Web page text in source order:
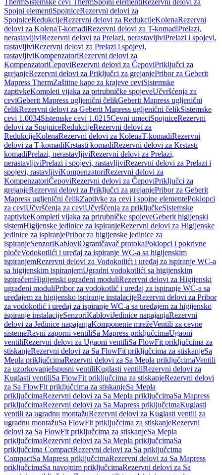
ThermSistemske cevi ThermSpojni elementi Rezervni delovi za
Spojni elementiSpojniceRezervni delovi za
SpojniceRedukcijeRezervni delovi za RedukcijeKolenaRezervni
delovi za KolenaT-komadiRezervni delovi za T-komadiPrelazi,
nerastavljiviRezervni delovi za Prelazi, nerastavljiviPrelazi i spojevi,
rastavljiviRezervni delovi za Prelazi i spojevi,
rastavljiviKompenzatoriRezervni delovi za
KompenzatoriČepoviRezervni delovi za ČepoviPriključci za
grejanjeRezervni delovi za Priključci za grejanjePribor za Geberit
Mapress ThermZaštitne kape za krajeve ceviSistemske
zaptivkeKompleti vijaka za prirubničke spojeveUčvršćenja za
ceviGeberit Mapress ugljenični čelikGeberit Mapress ugljenični
čelikRezervni delovi za Geberit Mapress ugljenični čelikSistemske
cevi 1.0034Sistemske cevi 1.0215Cevni umeciSpojniceRezervni
delovi za SpojniceRedukcijeRezervni delovi za
RedukcijeKolenaRezervni delovi za KolenaT-komadiRezervni
delovi za T-komadiKrstasti komadiRezervni delovi za Krstasti
komadiPrelazi, nerastavljiviRezervni delovi za Prelazi,
nerastavljiviPrelazi i spojevi, rastavljiviRezervni delovi za Prelazi i
spojevi, rastavljiviKompenzatoriRezervni delovi za
KompenzatoriČepoviRezervni delovi za ČepoviPriključci za
grejanjeRezervni delovi za Priključci za grejanjePribor za Geberit
Mapress ugljenični čelikZaptivke za cevi i spojne elementePoklopci
za ceviUčvršćenja za ceviUčvršćenja za priključkeSistemske
zaptivkeKompleti vijaka za prirubničke spojeveGeberit higijenski
sistemHigijenske jedinice za ispiranjeRezervni delovi za Higijenske
jedinice za ispiranjePribor za higijenske jedinice za
ispiranjeSenzoriKabloviOgraničavač protokaPoklopci i pokrivne
pločeVodokotlići i uređaj za ispiranje WC-a sa higijenskim
ispiranjemRezervni delovi za Vodokotlići i uređaj za ispiranje WC-a
sa higijenskim ispiranjemUgradni vodokotlići sa higijenskim
ispiračemHigijenski ugrađeni moduliRezervni delovi za Higijenski
ugrađeni moduliPribor za vodokotlić i uređaj za ispiranje WC-a sa
uređajem za higijensko ispiranje instalacijeRezervni delovi za Pribor
za vodokotlić i uređaj za ispiranje WC-a sa uređajem za higijensko
ispiranje instalacijeSenzoriKabloviJedinice napajanjaRezervni
delovi za Jedinice napajanjaKomponente mrežeVentili za cevne
sistemeRavni zaporni ventiliSa Mapress priključcimaUgaoni
ventiliRezervni delovi za Ugaoni ventiliSa FlowFit priključcima za
stiskanjeRezervni delovi za Sa FlowFit priključcima za stiskanjeSa
Mepla priključcimaRezervni delovi za Sa Mepla priključcimaVentili
za uzorkovanjeIspusni ventiliKuglasti ventiliRezervni delovi za
Kuglasti ventiliSa FlowFit priključcima za stiskanjeRezervni delovi
za Sa FlowFit priključcima za stiskanjeSa Mepla
priključcimaRezervni delovi za Sa Mepla priključcimaSa Mapress
priključcimaRezervni delovi za Sa Mapress priključcimaKuglasti
ventili za ugradnu montažuRezervni delovi za Kuglasti ventili za
ugradnu montažuSa FlowFit priključcima za stiskanjeRezervni
delovi za Sa FlowFit priključcima za stiskanjeSa Mepla
priključcimaRezervni delovi za Sa Mepla priključcimaSa
priključcima CompactRezervni delovi za Sa priključcima
CompactSa Mapress priključcimaRezervni delovi za Sa Mapress
priključcimaSa navojnim priključcimaRezervni delovi za Sa